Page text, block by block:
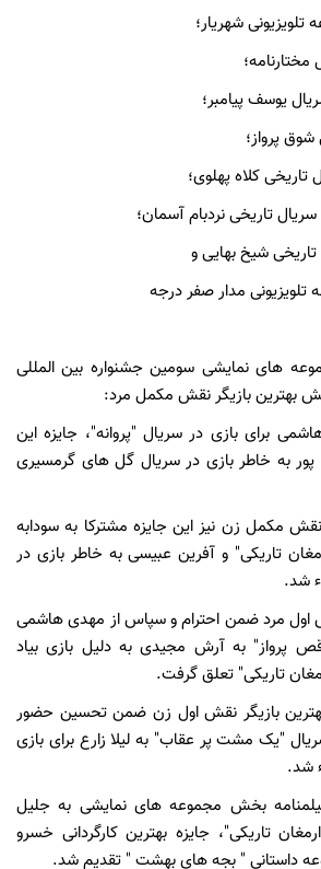
شهریار؛
مختارنامه؛
یوسف پیامبر؛
پرواز؛
تاریخی کلاه پهلوی؛
تاریخی نردبام آسمان؛
شیخ بهایی و
مدار صفر درجه
های نمایشی سومین جشنواره بین المللی
بهترین بازیگر نقش مکمل مرد:
برای بازی در سریال "پروانه"، جایزه این
پور به خاطر بازی در سریال گل های گرمسیری
مکمل زن نیز این جایزه مشترکا به سودابه
تاریکی" و آفرین عبیسی به خاطر بازی در
شد.
اول مرد ضمن احترام و سپاس از مهدی هاشمی
پرواز" به آرش مجیدی به دلیل بازی بیاد
تاریکی" تعلق گرفت.
بازیگر نقش اول زن ضمن تحسین حضور
"یک مشت پر عقاب" به لیلا زارع برای بازی
شد.
بخش مجموعه های نمایشی به جلیل
تاریکی"، جایزه بهترین کارگردانی خسرو
داستانی " بجه های بهشت " تقدیم شد.